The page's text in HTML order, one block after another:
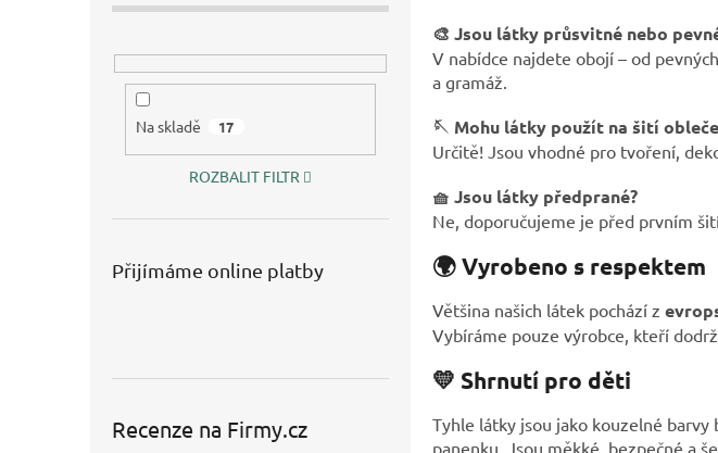
Na skladě 17
ROZBALIT FILTR
Přijímáme online platby
Recenze na Firmy.cz
🎨 Jsou látky průsvitné nebo
V nabídce najdete obojí – od
a gramáž.
🪡 Mohu látky použít na šití
Určitě! Jsou vhodné pro tvoření,
🧺 Jsou látky předprané?
Ne, doporučujeme je před prvním
🌍 Vyrobeno s respektem
Většina našich látek pochází z
Vybíráme pouze výrobce, kteří
💛 Shrnutí pro děti
Tyhle látky jsou jako kouzelné barvy
panenku. Jsou měkké, bezpečné a